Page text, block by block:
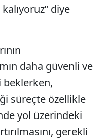
diye
daha güvenli ve
süreçte özellikle
yol üzerindeki
gerekli